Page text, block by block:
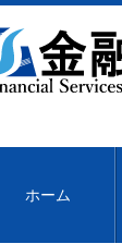
ホーム